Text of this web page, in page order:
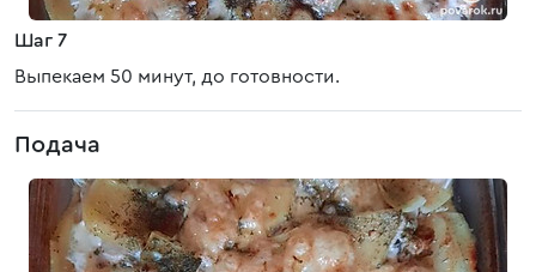
Шаг 7
Выпекаем 50 минут, до готовности.
Подача